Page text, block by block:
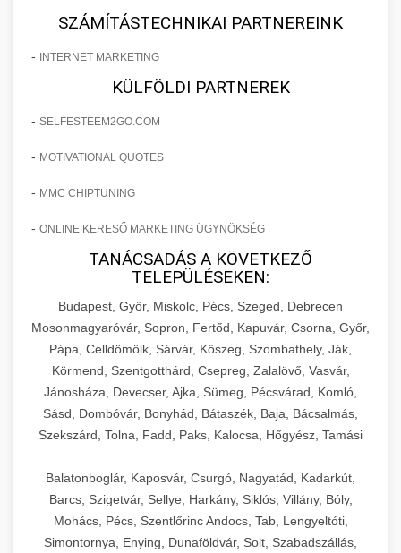
SZÁMÍTÁSTECHNIKAI PARTNEREINK
- INTERNET MARKETING
KÜLFÖLDI PARTNEREK
- SELFESTEEM2GO.COM
- MOTIVATIONAL QUOTES
- MMC CHIPTUNING
- ONLINE KERESŐ MARKETING ÜGYNÖKSÉG
TANÁCSADÁS A KÖVETKEZŐ
TELEPÜLÉSEKEN:
Budapest, Győr, Miskolc, Pécs, Szeged, Debrecen
Mosonmagyaróvár, Sopron, Fertőd, Kapuvár, Csorna, Győr,
Pápa, Celldömölk, Sárvár, Kőszeg, Szombathely, Ják,
Körmend, Szentgotthárd, Csepreg, Zalalövő, Vasvár,
Jánosháza, Devecser, Ajka, Sümeg, Pécsvárad, Komló,
Sásd, Dombóvár, Bonyhád, Bátaszék, Baja, Bácsalmás,
Szekszárd, Tolna, Fadd, Paks, Kalocsa, Hőgyész, Tamási
Balatonboglár, Kaposvár, Csurgó, Nagyatád, Kadarkút,
Barcs, Szigetvár, Sellye, Harkány, Siklós, Villány, Bóly,
Mohács, Pécs, Szentlőrinc Andocs, Tab, Lengyeltóti,
Simontornya, Enying, Dunaföldvár, Solt, Szabadszállás,